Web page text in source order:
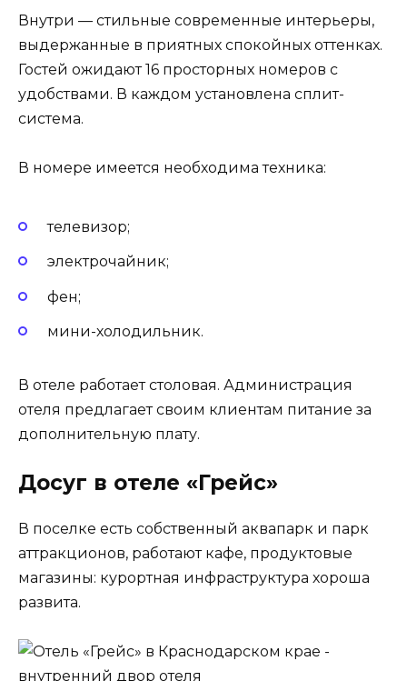
Внутри — стильные современные интерьеры,
выдержанные в приятных спокойных оттенках.
Гостей ожидают 16 просторных номеров с
удобствами. В каждом установлена сплит-
система.
В номере имеется необходима техника:
телевизор;
электрочайник;
фен;
мини-холодильник.
В отеле работает столовая. Администрация
отеля предлагает своим клиентам питание за
дополнительную плату.
Досуг в отеле «Грейс»
В поселке есть собственный аквапарк и парк
аттракционов, работают кафе, продуктовые
магазины: курортная инфраструктура хороша
развита.